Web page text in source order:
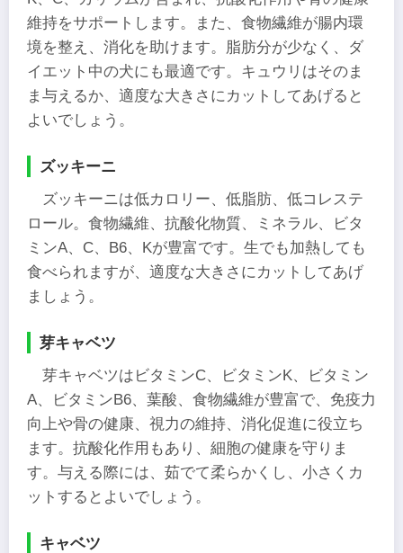
維持をサポートします。また、食物繊維が腸内環
境を整え、消化を助けます。脂肪分が少なく、ダ
イエット中の犬にも最適です。キュウリはそのま
ま与えるか、適度な大きさにカットしてあげると
よいでしょう。
ズッキーニ
ズッキーニは低カロリー、低脂肪、低コレステ
ロール。食物繊維、抗酸化物質、ミネラル、ビタ
ミンA、C、B6、Kが豊富です。生でも加熱しても
食べられますが、適度な大きさにカットしてあげ
ましょう。
芽キャベツ
芽キャベツはビタミンC、ビタミンK、ビタミン
A、ビタミンB6、葉酸、食物繊維が豊富で、免疫力
向上や骨の健康、視力の維持、消化促進に役立ち
ます。抗酸化作用もあり、細胞の健康を守りま
す。与える際には、茹でて柔らかくし、小さくカ
ットするとよいでしょう。
キャベツ